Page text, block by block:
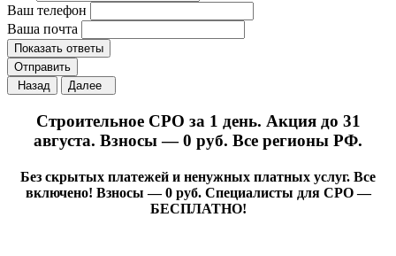
Ваш телефон
Ваша почта
Показать ответы
Отправить
Назад
Строительное СРО за 1 день. Акция до 31
августа. Взносы — 0 руб. Все регионы РФ.
Без скрытых платежей и ненужных платных услуг. Все
включено! Взносы — 0 руб. Специалисты для СРО —
БЕСПЛАТНО!